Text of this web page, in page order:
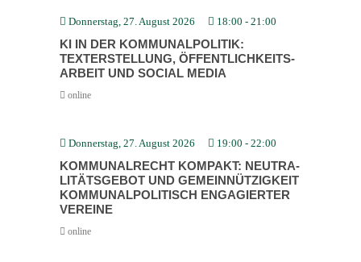
Donnerstag, 27. August 2026 18:00 - 21:00
KI IN DER KOMMU­NAL­PO­LITIK:
TEXTERSTELLUNG, ÖFFENT­LICH­KEITS­
ARBEIT UND SOCIAL MEDIA
online
Donnerstag, 27. August 2026 19:00 - 22:00
KOMMU­NAL­RECHT KOMPAKT: NEUTRA­
LI­TÄTS­GEBOT UND GEMEIN­NÜT­ZIGKEIT
KOMMU­NAL­PO­LI­TISCH ENGAGIERTER
VEREINE
online